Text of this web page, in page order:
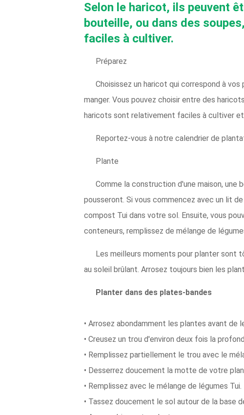
Selon le haricot, ils peuvent
bouteille, ou dans des
faciles à cultiver.
Préparez
Choisissez un haricot qui correspond à
manger. Vous pouvez choisir entre des
haricots sont relativement faciles à cultiver
Reportez-vous à notre calendrier de
Plante
Comme la construction d'une maison, une
pousseront. Si vous commencez avec un lit
compost Tui dans votre sol. Ensuite, vous
conteneurs, remplissez de mélange de
Les meilleurs moments pour planter sont
au soleil brûlant. Arrosez toujours bien les
Planter dans des plates-bandes
• Arrosez abondamment les plantes avant
• Creusez un trou d'environ deux fois la
• Remplissez partiellement le trou avec le
• Desserrez doucement la motte de votre
• Remplissez avec le mélange de légumes Tui.
• Tassez doucement le sol autour de la base